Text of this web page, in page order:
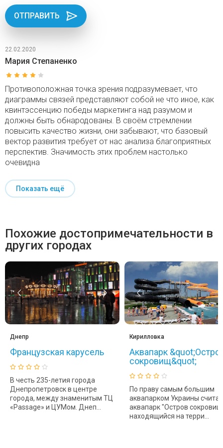
ОТПРАВИТЬ
22.02.2020
Мария Степаненко
Противоположная точка зрения подразумевает, что
диаграммы связей представляют собой не что иное, как
квинтэссенцию победы маркетинга над разумом и
должны быть обнародованы. В своём стремлении
повысить качество жизни, они забывают, что базовый
вектор развития требует от нас анализа благоприятных
перспектив. Значимость этих проблем настолько
очевидна
Показать ещё
Похожие достопримечательности в
других городах
Днепр
Французская карусель
В честь 235-летия города
Днепропетровск в центре
города, между знаменитым ТЦ
«Passage» и ЦУМом. Днеп...
Кирилловка
Аквапарк
сокровищ&quot;
По праву самым большим
аквапарком Украины
аквапарк "Остров
находящийся на терри...